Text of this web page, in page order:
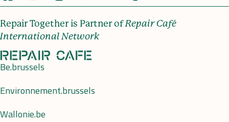
Repair Together is Partner ofRepair Café
International Network
Be.brussels
Environnement.brussels
Wallonie.be